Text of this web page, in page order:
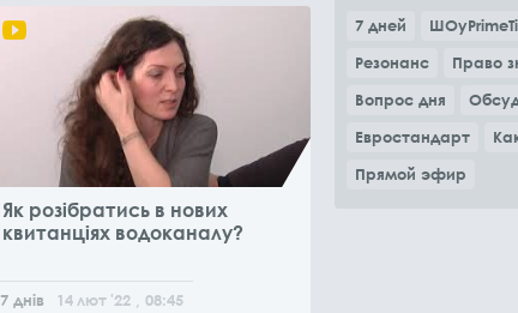
Як розібратись в нових
квитанціях водоканалу?
7 днів 14 лют '22 , 08:45
7 дней
Резонанс
Право
Вопрос дня
Евростандарт
Прямой эфир